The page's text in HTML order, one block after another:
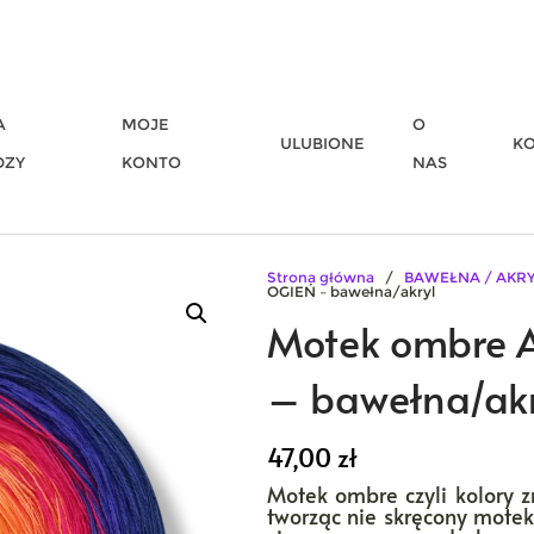
MOJE
KONTO
ULUBIONE
O
NAS
Strona główna / BAWEŁNA /
OGIEŃ – bawełna/akryl
Motek ombre
– bawełna/
47,00 zł
Motek ombre czyli kolory
tworząc nie skręcony